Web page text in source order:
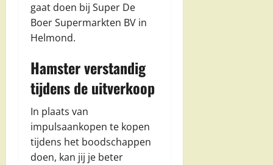
gaat doen bij Super De
Boer Supermarkten BV in
Helmond.
Hamster verstandig
tijdens de uitverkoop
In plaats van
impulsaankopen te kopen
tijdens het boodschappen
doen, kan jij je beter